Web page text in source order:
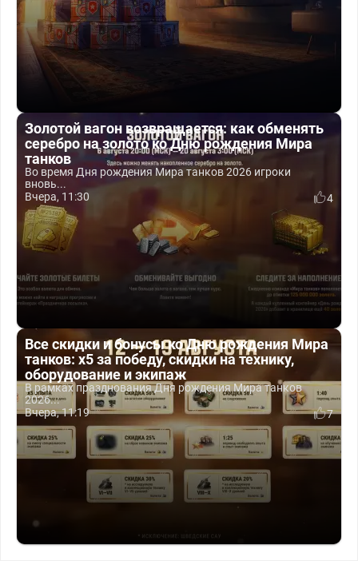
Золотой вагон возвращается: как обменять
серебро на золото ко Дню рождения Мира
танков
Во время Дня рождения Мира танков 2026 игроки
вновь...
Вчера, 11:30
4
Все скидки и бонусы ко Дню рождения Мира
танков: x5 за победу, скидки на технику,
оборудование и экипаж
В рамках празднования Дня рождения Мира танков
2026...
Вчера, 11:19
7